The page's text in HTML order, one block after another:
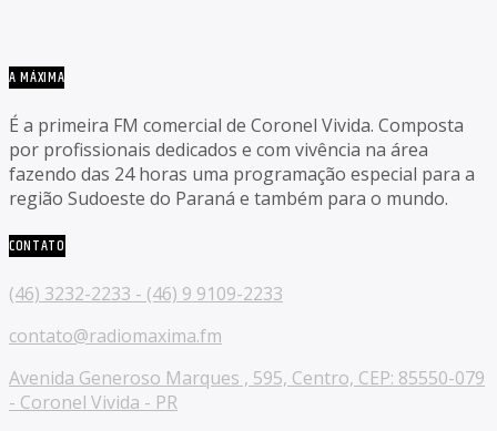
A MÁXIMA
É a primeira FM comercial de Coronel Vivida. Composta
por profissionais dedicados e com vivência na área
fazendo das 24 horas uma programação especial para a
região Sudoeste do Paraná e também para o mundo.
CONTATO
(46) 3232-2233 - (46) 9 9109-2233
contato@radiomaxima.fm
Avenida Generoso Marques , 595, Centro, CEP: 85550-079
- Coronel Vivida - PR